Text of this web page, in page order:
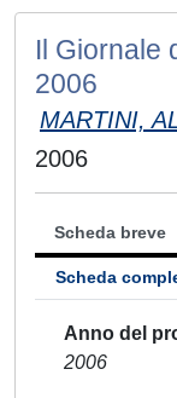
Il Giornale
2006
MARTINI,
2006
Scheda breve
Scheda
Anno del
2006